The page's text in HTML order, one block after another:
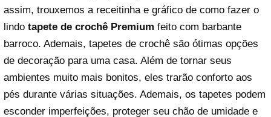
assim, trouxemos a receitinha e gráfico de como fazer o
lindo tapete de crochê Premium feito com barbante
barroco. Ademais, tapetes de crochê são ótimas opções
de decoração para uma casa. Além de tornar seus
ambientes muito mais bonitos, eles trarão conforto aos
pés durante várias situações. Ademais, os tapetes podem
esconder imperfeições, proteger seu chão de umidade e